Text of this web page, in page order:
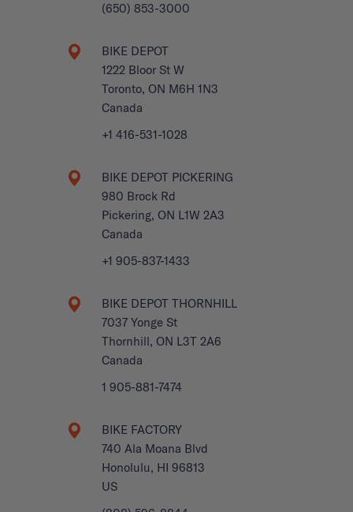
(650) 853-3000
BIKE DEPOT
1222 Bloor St W
Toronto, ON M6H 1N3
Canada
+1 416-531-1028
BIKE DEPOT PICKERING
980 Brock Rd
Pickering, ON L1W 2A3
Canada
+1 905-837-1433
BIKE DEPOT THORNHILL
7037 Yonge St
Thornhill, ON L3T 2A6
Canada
1 905-881-7474
BIKE FACTORY
740 Ala Moana Blvd
Honolulu, HI 96813
US